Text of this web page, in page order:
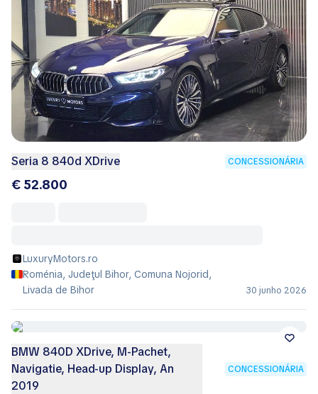
Seria 8 840d XDrive CONCESSIONÁRIA
€ 52.800
LuxuryMotors.ro
Roménia, Judeţul Bihor, Comuna Nojorid,
Livada de Bihor
30 junho 2026
BMW 840D XDrive, M-Pachet,
Navigatie, Head-up Display, An
2019
CONCESSIONÁRIA